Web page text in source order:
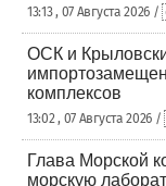
13:13 , 07 Августа 2026 /
ОСК и
комплексов
13:02 , 07 Августа 2026 /
Глава Морской
морскую